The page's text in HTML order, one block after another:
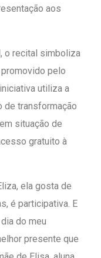
aos
o recital simboliza
pelo
utiliza a
de transformação
situação de
gratuito à
ela gosta de
é participativa. E
do meu
presente que